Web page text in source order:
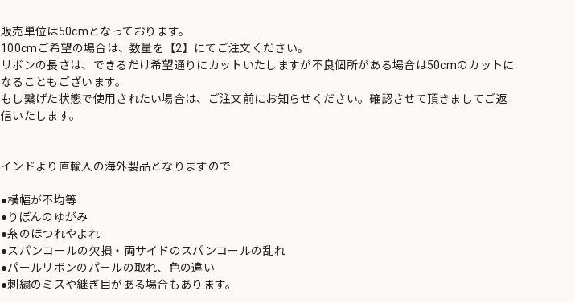
販売単位は50cmとなっております。
100cmご希望の場合は、数量を【2】にてご注文ください。
リボンの長さは、できるだけ希望通りにカットいたしますが不良個所がある場合は50cmのカットに
なることもございます。
もし繋げた状態で使用されたい場合は、ご注文前にお知らせください。確認させて頂きましてご返
信いたします。
インドより直輸入の海外製品となりますので
●横幅が不均等
●りぼんのゆがみ
●糸のほつれやよれ
●スパンコールの欠損・両サイドのスパンコールの乱れ
●パールリボンのパールの取れ、色の違い
●刺繍のミスや継ぎ目がある場合もあります。